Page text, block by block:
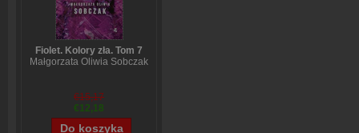
Fiolet. Kolory zła. Tom 7
Małgorzata Oliwia Sobczak
€15,17
€12,18